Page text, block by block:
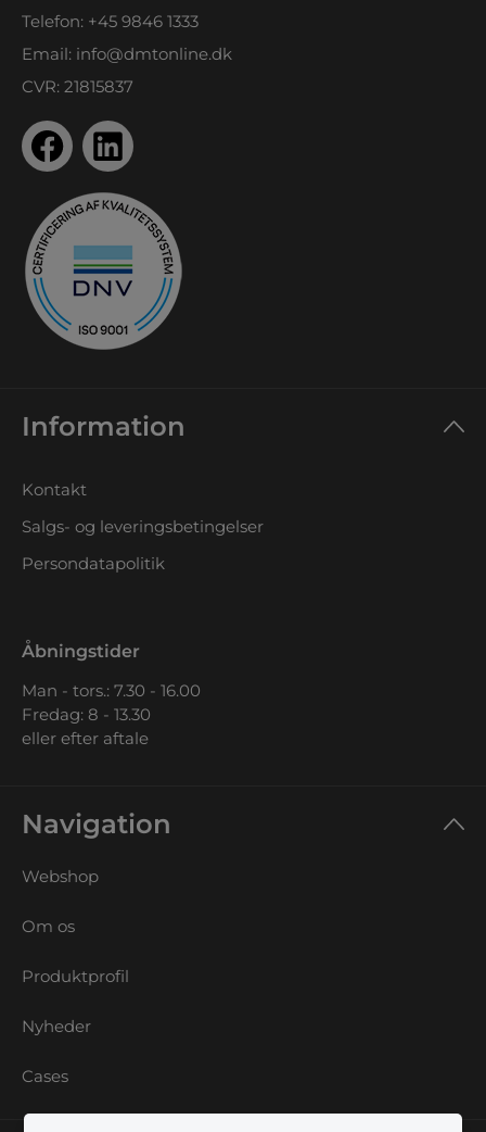
Telefon: +45 9846 1333
Email: info@dmtonline.dk
CVR: 21815837
Information
Kontakt
Salgs- og leveringsbetingelser
Persondatapolitik
Åbningstider
Man - tors.: 7.30 - 16.00
Fredag: 8 - 13.30
eller efter aftale
Navigation
Webshop
Om os
Produktprofil
Nyheder
Cases